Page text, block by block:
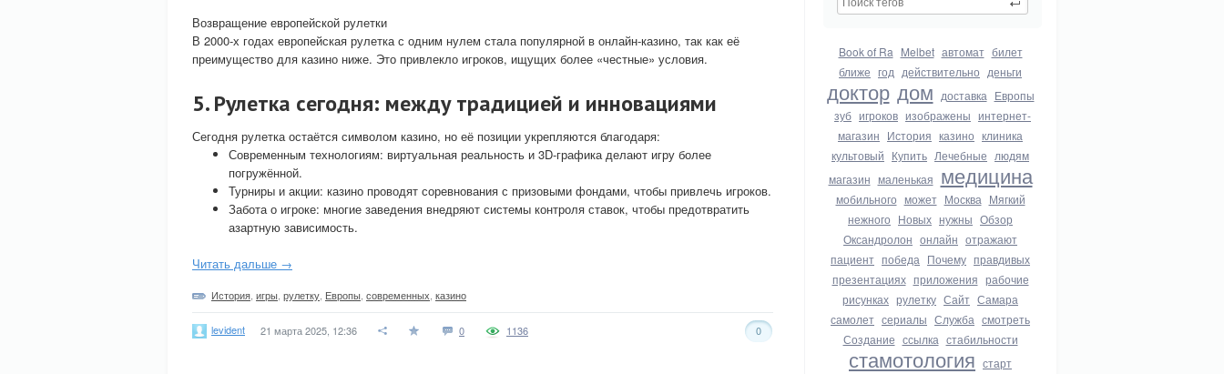
Book of Ra Melbet автомат билет
ближе год действительно деньги
доктор дом доставка Европы
зуб игроков изображены интернет-
магазин История казино клиника
культовый Купить Лечебные людям
магазин маленькая медицина
мобильного может Москва Мягкий
нежного Новых нужны Обзор
Оксандролон онлайн отражают
пациент победа Почему правдивых
презентациях приложения рабочие
рисунках рулетку Сайт Самара
самолет сериалы Служба смотреть
Создание ссылка стабильности
стамотология старт
Возвращение европейской рулетки
В 2000-х годах европейская рулетка с одним нулем стала популярной в онлайн-казино, так как её
преимущество для казино ниже. Это привлекло игроков, ищущих более «честные» условия.
5. Рулетка сегодня: между традицией и инновациями
Сегодня рулетка остаётся символом казино, но её позиции укрепляются благодаря:
Современным технологиям: виртуальная реальность и 3D-графика делают игру более
погружённой.
Турниры и акции: казино проводят соревнования с призовыми фондами, чтобы привлечь игроков.
Забота о игроке: многие заведения внедряют системы контроля ставок, чтобы предотвратить
азартную зависимость.
Читать дальше →
История игры рулетку Европы современных казино
levident 21 марта 2025, 12:36 0 0
1136